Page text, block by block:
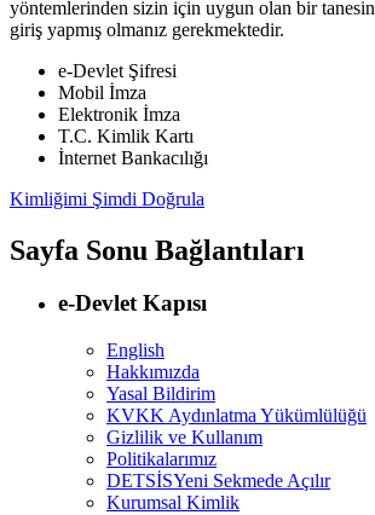
yöntemlerinden sizin için uygun olan bir
giriş yapmış olmanız gerekmektedir.
e-Devlet Şifresi
Mobil İmza
Elektronik İmza
T.C. Kimlik Kartı
İnternet Bankacılığı
Kimliğimi Şimdi Doğrula
Sayfa Sonu Bağlantıları
e-Devlet Kapısı
English
Hakkımızda
Yasal Bildirim
KVKK Aydınlatma Yükümlülüğü
Gizlilik ve Kullanım
Politikalarımız
DETSİSYeni Sekmede Açılır
Kurumsal Kimlik